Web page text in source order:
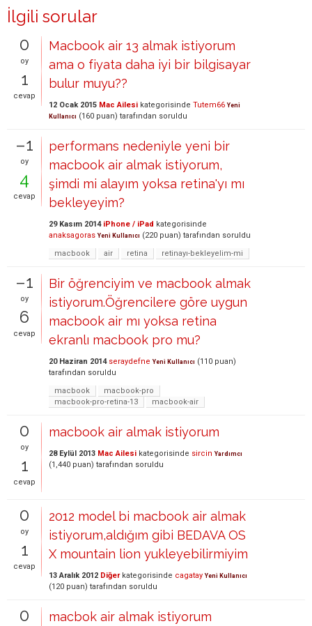
İlgili sorular
0
oy
1
cevap
Macbook air 13 almak istiyorum
ama o fiyata daha iyi bir bilgisayar
bulur muyu??
12 Ocak 2015 Mac Ailesi kategorisinde Tutem66 Yeni
Kullanıcı (160 puan) tarafından soruldu
–1
oy
4
cevap
performans nedeniyle yeni bir
macbook air almak istiyorum,
şimdi mi alayım yoksa retina'yı mı
bekleyeyim?
29 Kasım 2014 iPhone / iPad kategorisinde
anaksagoras Yeni Kullanıcı (220 puan) tarafından soruldu
macbook
air retina retinayı-bekleyelim-mi
–1
oy
6
cevap
Bir öğrenciyim ve macbook almak
istiyorum.Öğrencilere göre uygun
macbook air mı yoksa retina
ekranlı macbook pro mu?
20 Haziran 2014 seraydefne Yeni Kullanıcı (110 puan)
tarafından soruldu
macbook
macbook-pro
macbook-pro-retina-13
macbook-air
0
oy
1
cevap
macbook air almak istiyorum
28 Eylül 2013 Mac Ailesi kategorisinde sircin Yardımcı
(1,440 puan) tarafından soruldu
0
oy
1
cevap
2012 model bi macbook air almak
istiyorum,aldığım gibi BEDAVA OS
X mountain lion yukleyebilirmiyim
13 Aralık 2012 Diğerkategorisinde cagatay Yeni Kullanıcı
(120 puan) tarafından soruldu
0 macbok air almak istiyorum